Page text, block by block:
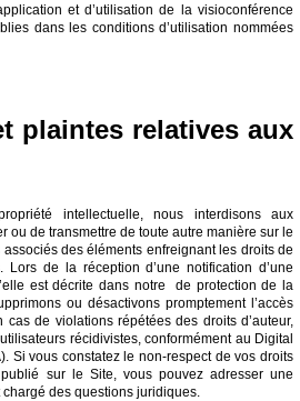
et d’utilisation de la visioconférence
dans les conditions d’utilisation nommées
plaintes relatives aux
intellectuelle, nous interdisons aux
ou de transmettre de toute autre manière sur le
associés des éléments enfreignant les droits de
de la réception d’une notification d’une
est décrite dans notre de protection de la
ou désactivons promptement l’accès
de violations répétées des droits d’auteur,
récidivistes, conformément au Digital
Si vous constatez le non-respect de vos droits
sur le Site, vous pouvez adresser une
des questions juridiques.